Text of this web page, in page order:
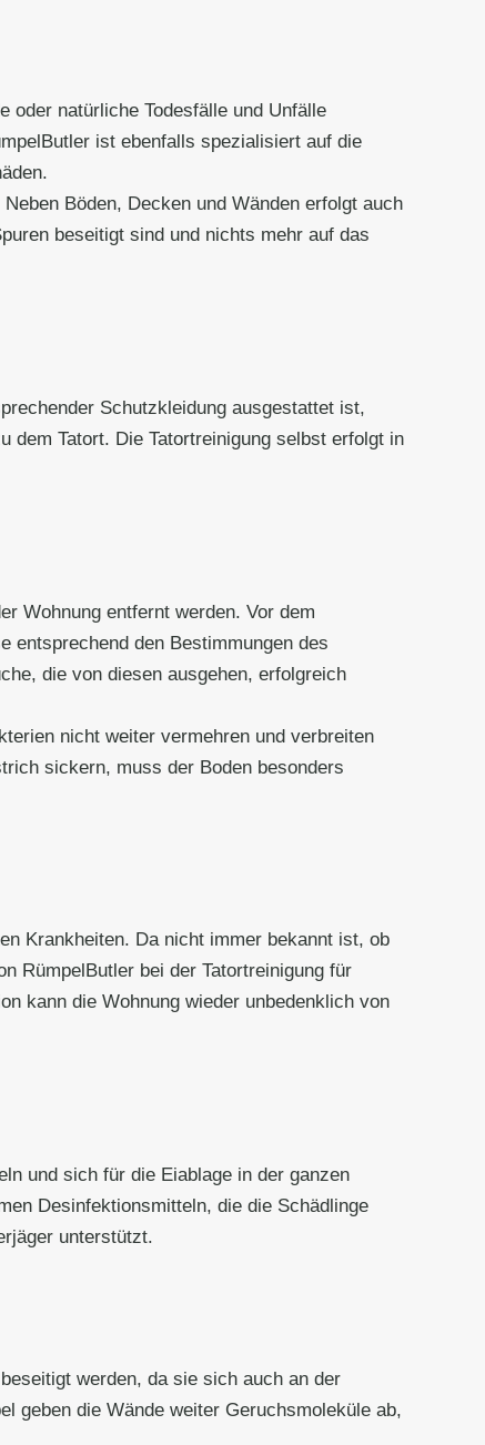
oder natürliche Todesfälle und Unfälle
ist ebenfalls spezialisiert auf die
Böden, Decken und Wänden erfolgt auch
beseitigt sind und nichts mehr auf das
Schutzkleidung ausgestattet ist,
dem Tatort. Die Tatortreinigung selbst erfolgt in
Wohnung entfernt werden. Vor dem
entsprechend den Bestimmungen des
die von diesen ausgehen, erfolgreich
nicht weiter vermehren und verbreiten
sickern, muss der Boden besonders
Krankheiten. Da nicht immer bekannt ist, ob
RümpelButler bei der Tatortreinigung für
kann die Wohnung wieder unbedenklich von
und sich für die Eiablage in der ganzen
Desinfektionsmitteln, die die Schädlinge
unterstützt.
werden, da sie sich auch an der
geben die Wände weiter Geruchsmoleküle ab,